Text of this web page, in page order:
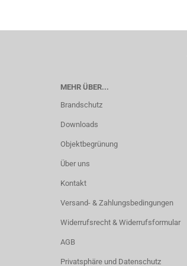
MEHR ÜBER...
Brandschutz
Downloads
Objektbegrünung
Über uns
Kontakt
Versand- & Zahlungsbedingungen
Widerrufsrecht & Widerrufsformular
AGB
Privatsphäre und Datenschutz